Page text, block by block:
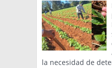
la necesidad de